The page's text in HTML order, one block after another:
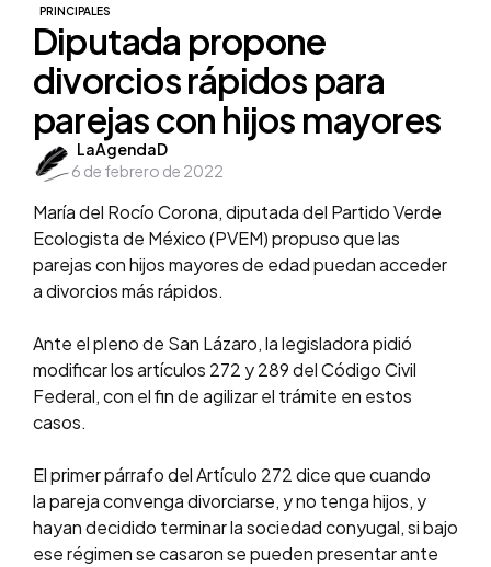
PRINCIPALES
Diputada propone
divorcios rápidos para
parejas con hijos mayores
Posted
by
LaAgendaD
6 de febrero de 2022
María del Rocío Corona, diputada del Partido Verde
Ecologista de México (PVEM) propuso que las
parejas con hijos mayores de edad puedan acceder
a divorcios más rápidos.
Ante el pleno de San Lázaro, la legisladora pidió
modificar los artículos 272 y 289 del Código Civil
Federal, con el fin de agilizar el trámite en estos
casos.
El primer párrafo del Artículo 272 dice que cuando
la pareja convenga divorciarse, y no tenga hijos, y
hayan decidido terminar la sociedad conyugal, si bajo
ese régimen se casaron se pueden presentar ante